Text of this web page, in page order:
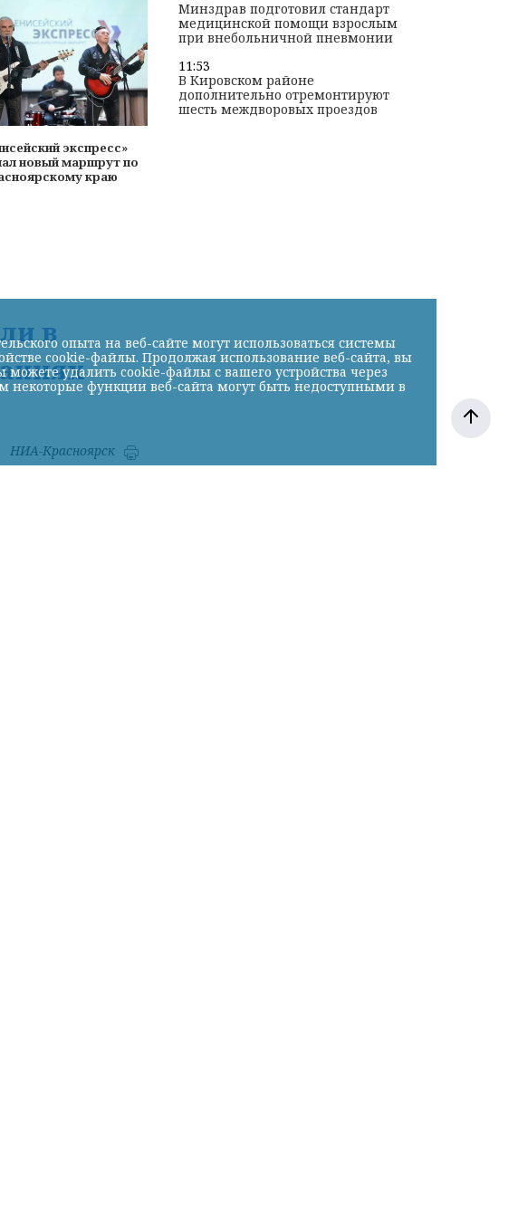
экспресс»
новый маршрут по
краю
в
НИА-Красноярск
Минздрав подготовил стандарт
медицинской помощи взрослым
при внебольничной пневмонии
11:53
В Кировском районе
дополнительно отремонтируют
шесть междворовых проездов
опыта на веб-сайте могут использоваться системы
cookie-файлы. Продолжая использование веб-сайта, вы
удалить cookie-файлы с вашего устройства через
некоторые функции веб-сайта могут быть недоступными в